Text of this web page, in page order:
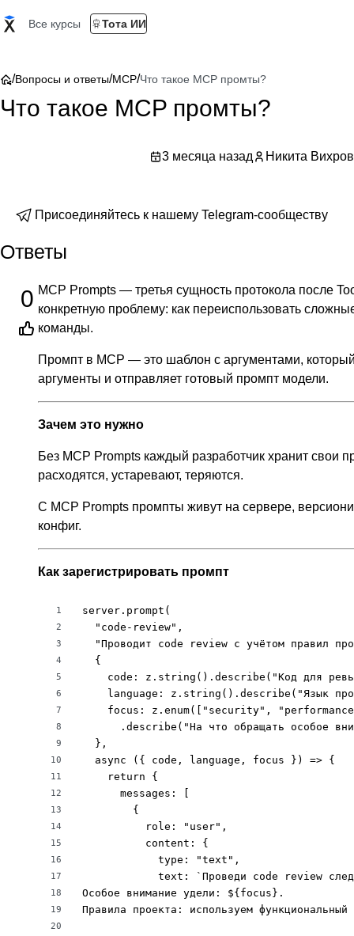
Все курсы Тота ИИ
/Вопросы и ответы/MCP/Что такое MCP промты?
Что такое MCP промты?
3 месяца назад Никита Вихров
Присоединяйтесь к нашему Telegram-сообществу
Ответы
0 MCP Prompts — третья сущность протокола после
конкретную проблему: как переиспользовать
команды.
Промпт в MCP — это шаблон с аргументами,
аргументы и отправляет готовый промпт модели.
Зачем это нужно
Без MCP Prompts каждый разработчик хранит свои
расходятся, устаревают, теряются.
С MCP Prompts промпты живут на сервере,
конфиг.
Как зарегистрировать промпт
1
2
3
4
5
6
7
8
9
10
11
12
13
14
15
16
17
18
19
20
server.prompt(
  "code-review",
"Проводит code review с учётом правил
  {
code: z.string().describe("Код для
language: z.string().describe("Язык
focus: z.enum(["security",
.describe("На что обращать особое
  },
  async ({ code, language, focus }) => {
    return {
      messages: [
        {
          role: "user",
          content: {
            type: "text",
text: `Проведи code review
Особое внимание удели: ${focus}.
Правила проекта: используем